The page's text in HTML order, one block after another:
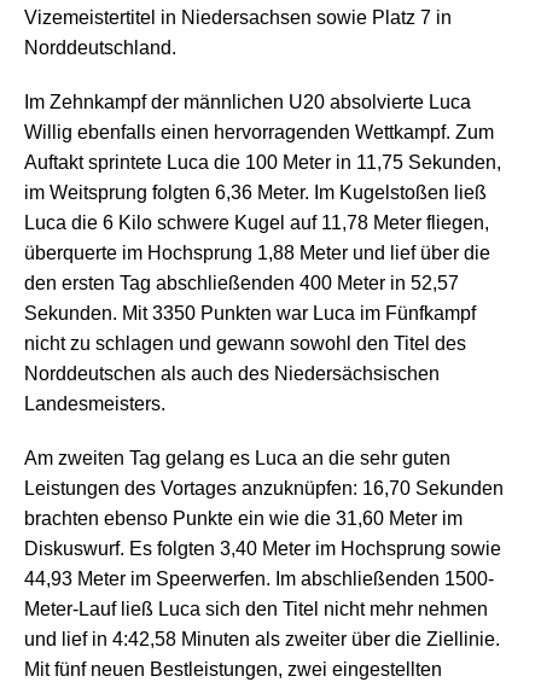
Vizemeistertitel in Niedersachsen sowie Platz 7 in
Norddeutschland.
Im Zehnkampf der männlichen U20 absolvierte Luca
Willig ebenfalls einen hervorragenden Wettkampf. Zum
Auftakt sprintete Luca die 100 Meter in 11,75 Sekunden,
im Weitsprung folgten 6,36 Meter. Im Kugelstoßen ließ
Luca die 6 Kilo schwere Kugel auf 11,78 Meter fliegen,
überquerte im Hochsprung 1,88 Meter und lief über die
den ersten Tag abschließenden 400 Meter in 52,57
Sekunden. Mit 3350 Punkten war Luca im Fünfkampf
nicht zu schlagen und gewann sowohl den Titel des
Norddeutschen als auch des Niedersächsischen
Landesmeisters.
Am zweiten Tag gelang es Luca an die sehr guten
Leistungen des Vortages anzuknüpfen: 16,70 Sekunden
brachten ebenso Punkte ein wie die 31,60 Meter im
Diskuswurf. Es folgten 3,40 Meter im Hochsprung sowie
44,93 Meter im Speerwerfen. Im abschließenden 1500-
Meter-Lauf ließ Luca sich den Titel nicht mehr nehmen
und lief in 4:42,58 Minuten als zweiter über die Ziellinie.
Mit fünf neuen Bestleistungen, zwei eingestellten